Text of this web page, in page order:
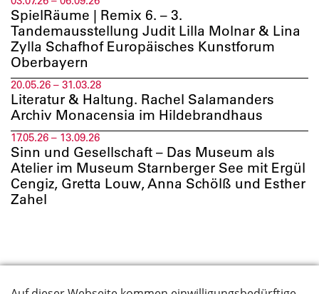
SpielRäume | Remix 6. – 3.
Tandemausstellung Judit Lilla Molnar & Lina
Zylla Schafhof Europäisches Kunstforum
Oberbayern
20.05.26 – 31.03.28
Literatur & Haltung. Rachel Salamanders
Archiv Monacensia im Hildebrandhaus
17.05.26 – 13.09.26
Sinn und Gesellschaft – Das Museum als
Atelier im Museum Starnberger See mit Ergül
Cengiz, Gretta Louw, Anna Schölß und Esther
Zahel